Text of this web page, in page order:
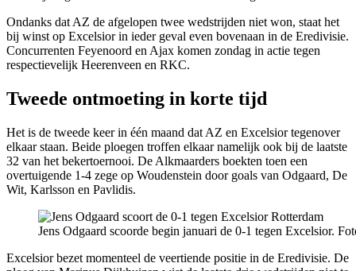
Ondanks dat AZ de afgelopen twee wedstrijden niet won, staat het
bij winst op Excelsior in ieder geval even bovenaan in de Eredivisie.
Concurrenten Feyenoord en Ajax komen zondag in actie tegen
respectievelijk Heerenveen en RKC.
Tweede ontmoeting in korte tijd
Het is de tweede keer in één maand dat AZ en Excelsior tegenover
elkaar staan. Beide ploegen troffen elkaar namelijk ook bij de laatste
32 van het bekertoernooi. De Alkmaarders boekten toen een
overtuigende 1-4 zege op Woudenstein door goals van Odgaard, De
Wit, Karlsson en Pavlidis.
Jens Odgaard scoorde begin januari de 0-1 tegen Excelsior.
Excelsior bezet momenteel de veertiende positie in de Eredivisie. De